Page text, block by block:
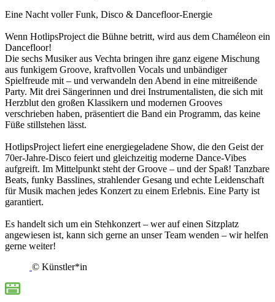
Eine Nacht voller Funk, Disco & Dancefloor-Energie
Wenn HotlipsProject die Bühne betritt, wird aus dem Chaméleon ein
Dancefloor!
Die sechs Musiker aus Vechta bringen ihre ganz eigene Mischung
aus funkigem Groove, kraftvollen Vocals und unbändiger
Spielfreude mit – und verwandeln den Abend in eine mitreißende
Party. Mit drei Sängerinnen und drei Instrumentalisten, die sich mit
Herzblut den großen Klassikern und modernen Grooves
verschrieben haben, präsentiert die Band ein Programm, das keine
Füße stillstehen lässt.
HotlipsProject liefert eine energiegeladene Show, die den Geist der
70er-Jahre-Disco feiert und gleichzeitig moderne Dance-Vibes
aufgreift. Im Mittelpunkt steht der Groove – und der Spaß! Tanzbare
Beats, funky Basslines, strahlender Gesang und echte Leidenschaft
für Musik machen jedes Konzert zu einem Erlebnis. Eine Party ist
garantiert.
Es handelt sich um ein Stehkonzert – wer auf einen Sitzplatz
angewiesen ist, kann sich gerne an unser Team wenden – wir helfen
gerne weiter!
© Künstler*in